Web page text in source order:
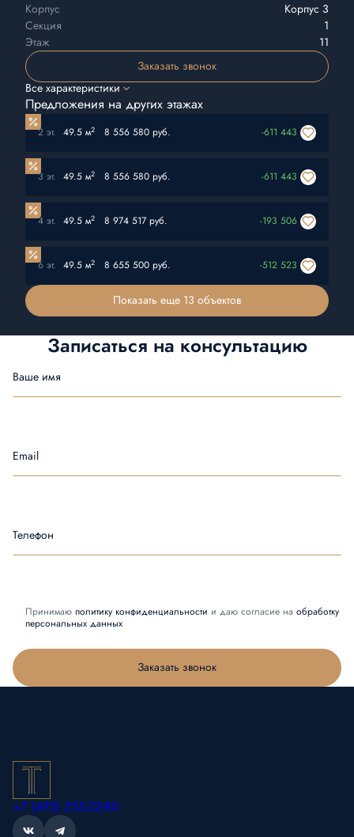
Корпус
Корпус 3
Секция
1
Этаж
11
Заказать звонок
Все характеристики
Предложения на других этажах
2 эт. 49.5 м2 8 556 580 руб. -611 443
3 эт. 49.5 м2 8 556 580 руб. -611 443
4 эт. 49.5 м2 8 974 517 руб. -193 506
6 эт. 49.5 м2 8 655 500 руб. -512 523
Показать еще 13 объектов
Записаться на консультацию
Ваше имя
Email
Телефон
Принимаю политику конфиденциальности и даю согласие на обработку
персональных данных
Заказать звонок
+7 (495) 255-22-80